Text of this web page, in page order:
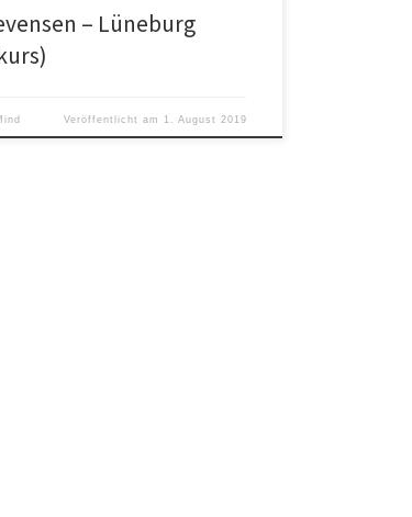
– Lüneburg
Veröffentlicht am 1. August 2019